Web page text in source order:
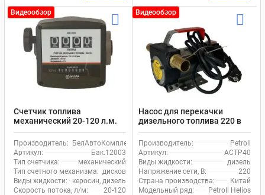
Видеообзор
Счетчик топлива
механический 20-120 л.м.
Белак бак.12003 для
дизеля
Производитель: БелАвтоКомплект
Артикул:
Бак.12003
Тип счетчика:
механический
Тип счетного механизма: дисковой
Виды жидкости:
керосин, дизель
Скорость потока, л/м:
20-120
Видеообзор
Насос для перекачки
дизельного топлива 220 в
Petroll Helios 40
Производитель:
Petroll
Артикул:
ACTP40
Виды жидкости:
дизель
Напряжение сети, В:
220
Страна производства:
Китай
Модельный ряд:
Petroll Helios